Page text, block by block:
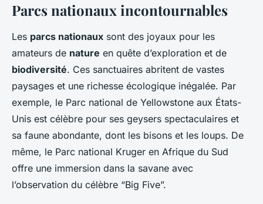
Parcs nationaux incontournables
Les parcs nationaux sont des joyaux pour les
amateurs de nature en quête d’exploration et de
biodiversité. Ces sanctuaires abritent de vastes
paysages et une richesse écologique inégalée. Par
exemple, le Parc national de Yellowstone aux États-
Unis est célèbre pour ses geysers spectaculaires et
sa faune abondante, dont les bisons et les loups. De
même, le Parc national Kruger en Afrique du Sud
offre une immersion dans la savane avec
l’observation du célèbre “Big Five”.